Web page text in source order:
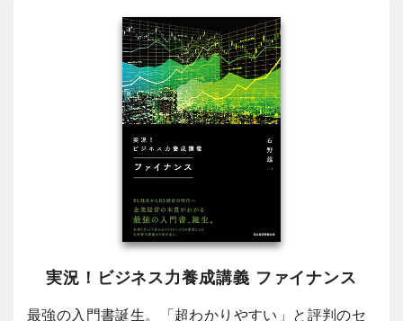
実況！ビジネス力養成講義 ファイナンス
最強の入門書誕生。「超わかりやすい」と評判のセ